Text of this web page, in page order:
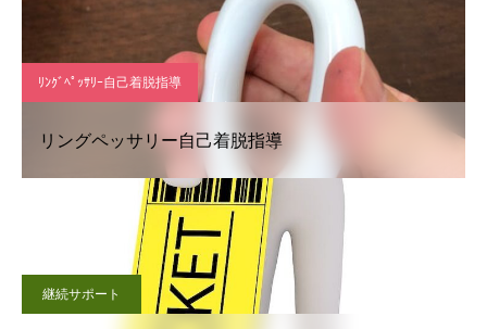
ﾘﾝｸﾞﾍﾟｯｻﾘｰ自己着脱指導
リングペッサリー自己着脱指導
継続サポート